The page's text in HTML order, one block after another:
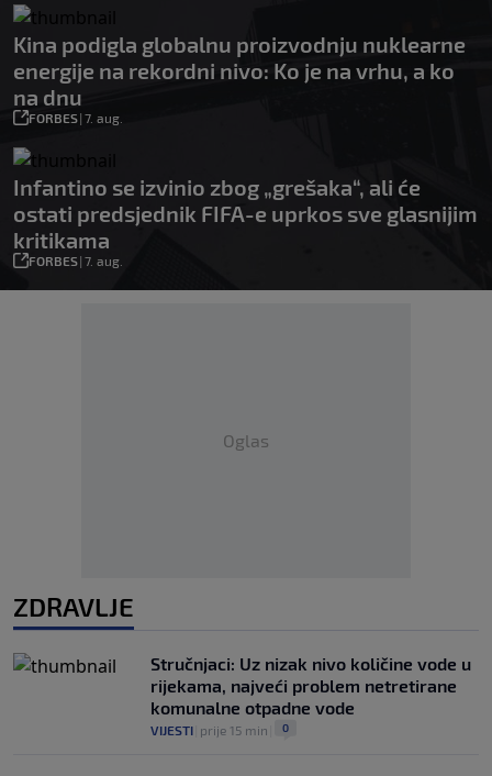
Kina podigla globalnu proizvodnju nuklearne
energije na rekordni nivo: Ko je na vrhu, a ko
na dnu
FORBES| 7. aug.
Infantino se izvinio zbog „grešaka“, ali će
ostati predsjednik FIFA-e uprkos sve glasnijim
kritikama
FORBES| 7. aug.
Oglas
ZDRAVLJE
Stručnjaci: Uz nizak nivo količine vode u
rijekama, najveći problem netretirane
komunalne otpadne vode
VIJESTI prije 15 min 0